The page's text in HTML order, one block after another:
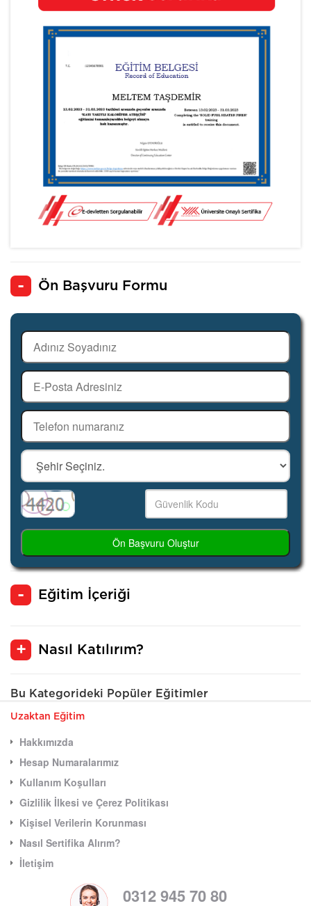
Ön Başvuru Formu
Ön Başvuru Oluştur
Eğitim İçeriği
Nasıl Katılırım?
Bu Kategorideki Popüler Eğitimler
Uzaktan Eğitim
Hakkımızda
Hesap Numaralarımız
Kullanım Koşulları
Gizlilik İlkesi ve Çerez Politikası
Kişisel Verilerin Korunması
Nasıl Sertifika Alırım?
İletişim
0312 945 70 80